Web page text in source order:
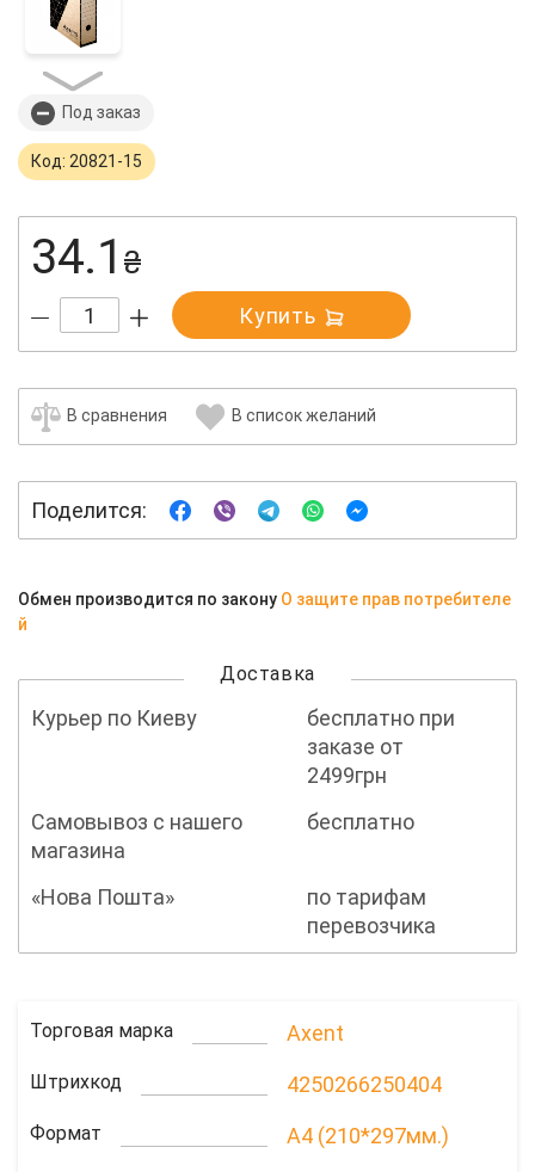
Под заказ
Код: 20821-15
34.1 ₴
Купить
В сравнения В список желаний
Поделится:
Обмен производится по закону О защите прав потребителе
й
Доставка
Курьер по Киеву
бесплатно при
заказе от
2499грн
Самовывоз с нашего
магазина
бесплатно
«Нова Пошта»
по тарифам
перевозчика
Торговая марка Axent
Штрихкод 4250266250404
Формат A4 (210*297мм.)